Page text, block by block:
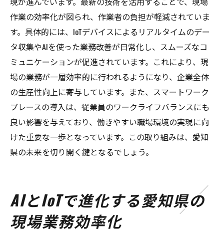
作業の効率化が図られ、作業者の負担が軽減されていま
す。具体的には、IoTデバイスによるリアルタイムのデー
タ収集やAIを使った業務改善が日常化し、スムーズなコ
ミュニケーションが促進されています。これにより、現
場の業務が一層効率的に行われるようになり、企業全体
の生産性向上に寄与しています。また、スマートワーク
プレースの導入は、従業員のワークライフバランスにも
良い影響を与えており、働きやすい職場環境の実現に向
けた重要な一歩となっています。この取り組みは、愛知
県の未来を切り開く鍵となるでしょう。
AIとIoTで進化する愛知県の
現場業務効率化